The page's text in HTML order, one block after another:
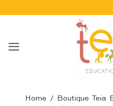
Home / Boutique Teia